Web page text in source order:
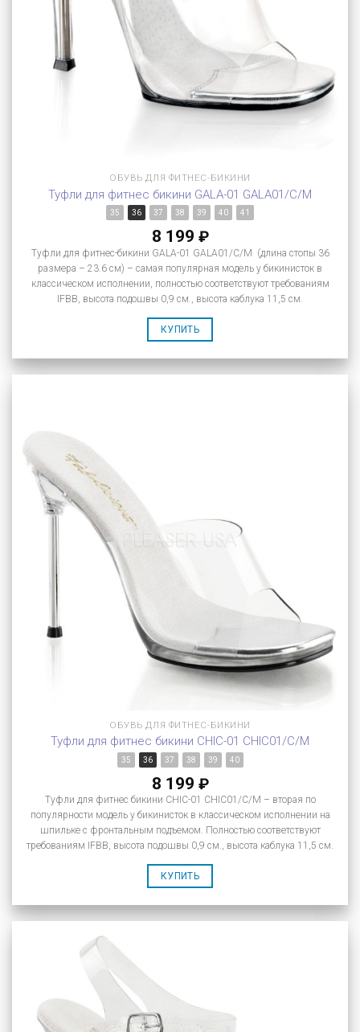
ОБУВЬ ДЛЯ ФИТНЕС-БИКИНИ
Туфли для фитнес бикини GALA-01 GALA01/C/M
35 36 37 38 39 40 41
8 199 ₽
Туфли для фитнес-бикини GALA-01 GALA01/C/M (длина стопы 36
размера – 23.6 см) – самая популярная модель у бикинисток в
классическом исполнении, полностью соответствуют требованиям
IFBB, высота подошвы 0,9 см., высота каблука 11,5 см.
КУПИТЬ
ОБУВЬ ДЛЯ ФИТНЕС-БИКИНИ
Туфли для фитнес бикини CHIC-01 CHIC01/C/M
35 36 37 38 39 40
8 199 ₽
Туфли для фитнес бикини CHIC-01 CHIC01/C/M – вторая по
популярности модель у бикинисток в классическом исполнении на
шпильке с фронтальным подъемом. Полностью соответствуют
требованиям IFBB, высота подошвы 0,9 см., высота каблука 11,5 см.
КУПИТЬ